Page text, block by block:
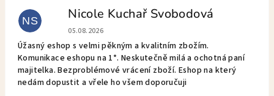
NS Nicole Kuchař Svobodová
Hodnocení obchodu je 5 z 5 hvězdiček.
05.08.2026
Úžasný eshop s velmi pěkným a kvalitním zbožím.
Komunikace eshopu na 1*. Neskutečně milá a ochotná paní
majitelka. Bezproblémové vrácení zboží. Eshop na který
nedám dopustit a vřele ho všem doporučuji